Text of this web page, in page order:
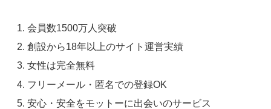
会員数1500万人突破
創設から18年以上のサイト運営実績
女性は完全無料
フリーメール・匿名での登録OK
安心・安全をモットーに出会いのサービス